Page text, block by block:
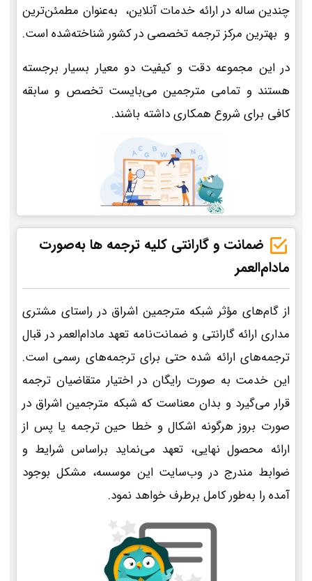
چندین ساله در ارائه خدمات آنلاین، به‌عنوان مطمئن‌ترین
و بهترین مرکز ترجمه تخصصی در کشور شناخته‌شده است.
در این مجموعه دقت و کیفیت دو معیار بسیار برجسته
هستند و تمامی مترجمین می‌بایست تخصص و سابقه
کافی برای شروع همکاری داشته باشند.
ضمانت و گارانتی کلیه ترجمه ها به‌صورت
مادام‌العمر
از گام‌های مؤثر شبکه مترجمین اشراق در راستای مشتری
مداری ارائه گارانتی و ضمانت‌نامه تعهد مادام‌العمر در قبال
ترجمه‌های ارائه شده حتی برای ترجمه‌های رسمی است.
این خدمت به صورت رایگان در اختیار متقاضیان ترجمه
قرار می‌گیرد و بدان معناست که شبکه مترجمین اشراق در
صورت بروز هرگونه اشکال و خطا حین ترجمه یا پس از
ارائه محصول نهایی، تعهد می‌نماید براساس شرایط و
ضوابط مندرج در وب‌سایت این موسسه، مشکل بوجود
آمده را به‌طور کامل برطرف خواهد نمود.